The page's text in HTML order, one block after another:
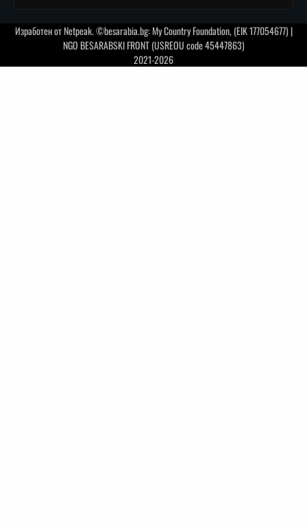
Изработен отNetpeak. ©besarabia.bg: My Country Foundation, (EIK 177054677) |
NGO BESARABSKI FRONT (USREOU code 45447863)
2021-2026